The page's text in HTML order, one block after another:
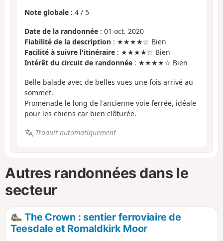
Note globale : 4 / 5
Date de la randonnée : 01 oct. 2020
Fiabilité de la description : ★★★★☆ Bien
Facilité à suivre l'itinéraire : ★★★★☆ Bien
Intérêt du circuit de randonnée : ★★★★☆ Bien
Belle balade avec de belles vues une fois arrivé au
sommet.
Promenade le long de l'ancienne voie ferrée, idéale
pour les chiens car bien clôturée.
Traduit automatiquement
Autres randonnées dans le
secteur
The Crown : sentier ferroviaire de
Teesdale et Romaldkirk Moor